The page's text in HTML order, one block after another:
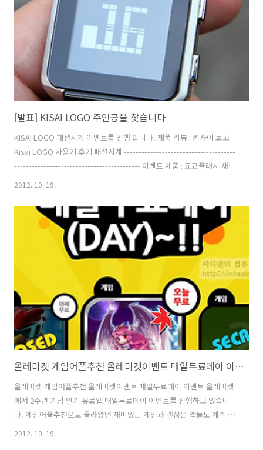
[발표] KISAI LOGO 주인공을 찾습니다
KISAI LOGO 패션시계 이벤트를 진행 합니다. 제품 리뷰 : 키사이 로고
Kisai LOGO 사용기 후기 패션시계 --------------------------------------
------------------------------------------- 이벤트 제품 : 됴쿄플래시 재팬
KISAI LOGO 새제품 (됴쿄플래시 재팬 직접 해외 배송) 1개 이벤트 기간
법 : 1. 페이스북에 댓글로 받고 싶은 이유와 이메일 주소를 남긴다. 페이
스북 응모 주소 :
http://www.facebook.com/cdmanfp/posts/157255131083084
또는 2. 현 페이지의 댓글에 받고 싶은 이유와 이메일 주..
2012. 10. 19.
올레마켓 게임어플추천 올레마켓이벤트 매일무료데이 이벤트
올레마켓 게임어플추천 올레마켓이벤트 매일무료데이 이벤트 올레마켓
에서 2주년 기념 인기 유료앱 매일무료데이 이벤트를 진행하고 있습니
다. 게임어플추천으로 올라왔던 재미있는 게임과 괜찮은 앱들도 계속 오
2012. 10. 19.